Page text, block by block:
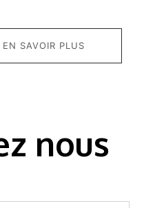
EN SAVOIR PLUS
nous